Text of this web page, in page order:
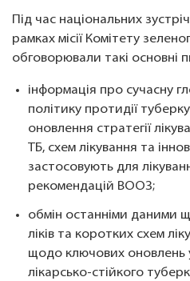
Під час національних
рамках місії Комітету
обговорювали такі основні
інформація про сучасну
політику протидії
оновлення стратегії
ТБ, схем лікування та
застосовують для
рекомендацій ВООЗ;
обмін останніми даними
ліків та коротких схем
щодо ключових оновлень
лікарсько-стійкого